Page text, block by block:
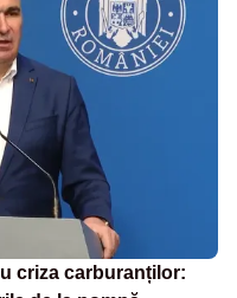
criza carburanților: